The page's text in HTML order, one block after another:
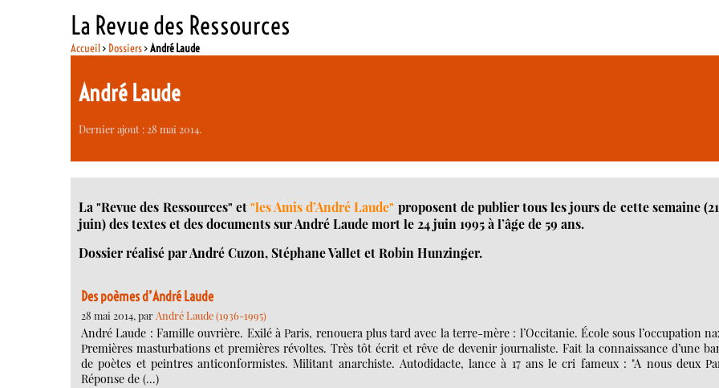
La Revue des Ressources
Accueil> Dossiers>André Laude
André Laude
Dernier ajout : 28 mai 2014.
La "Revue des Ressources" et"les Amis d’André Laude" proposent de publier tous les jours de cette semaine
juin) des textes et des documents sur André Laude mort le 24 juin 1995 à l’âge de 59 ans.
Dossier réalisé par André Cuzon, Stéphane Vallet et Robin Hunzinger.
Des poèmes d’André Laude
28 mai 2014, parAndré Laude (1936-1995)
André Laude : Famille ouvrière. Exilé à Paris, renouera plus tard avec la terre-mère : l’Occitanie. École sous l’occupation
Premières masturbations et premières révoltes. Très tôt écrit et rêve de devenir journaliste. Fait la connaissance d’une
de poètes et peintres anticonformistes. Militant anarchiste. Autodidacte, lance à 17 ans le cri fameux : "A nous deux
Réponse de (…)